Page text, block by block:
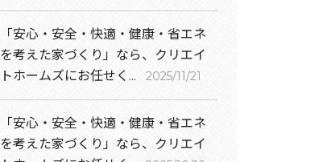
「安心・安全・快適・健康・省エネ
を考えた家づくり」なら、クリエイ
トホームズにお任せく...
2025/11/21
「安心・安全・快適・健康・省エネ
を考えた家づくり」なら、クリエイ